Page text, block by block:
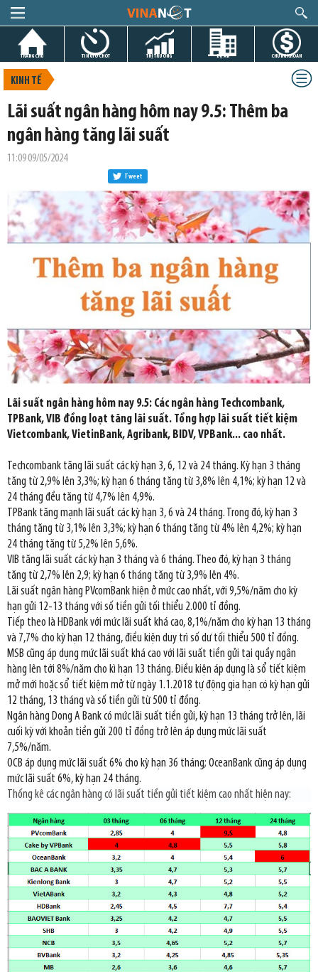
TRANG CHỦ TIN GIỜ CHÓT THỊ TRƯỜNG DỰ ÁN CHỨNG KHOÁN
KINH TẾ
Lãi suất ngân hàng hôm nay 9.5: Thêm ba
ngân hàng tăng lãi suất
11:09 09/05/2024
Tweet
Lãi suất ngân hàng hôm nay 9.5: Các ngân hàng Techcombank,
TPBank, VIB đồng loạt tăng lãi suất. Tổng hợp lãi suất tiết kiệm
Vietcombank, VietinBank, Agribank, BIDV, VPBank... cao nhất.
Techcombank tăng lãi suất các kỳ hạn 3, 6, 12 và 24 tháng. Kỳ hạn 3 tháng
tăng từ 2,9% lên 3,3%; kỳ hạn 6 tháng tăng từ 3,8% lên 4,1%; kỳ hạn 12 và
24 tháng đều tăng từ 4,7% lên 4,9%.
TPBank tăng mạnh lãi suất các kỳ hạn 3, 6 và 24 tháng. Trong đó, kỳ hạn 3
tháng tăng từ 3,1% lên 3,3%; kỳ hạn 6 tháng tăng từ 4% lên 4,2%; kỳ hạn
24 tháng tăng từ 5,2% lên 5,6%.
VIB tăng lãi suất các kỳ hạn 3 tháng và 6 tháng. Theo đó, kỳ hạn 3 tháng
tăng từ 2,7% lên 2,9; kỳ hạn 6 tháng tăng từ 3,9% lên 4%.
Lãi suất ngân hàng PVcomBank hiện ở mức cao nhất, với 9,5%/năm cho kỳ
hạn gửi 12-13 tháng với số tiền gửi tối thiểu 2.000 tỉ đồng.
Tiếp theo là HDBank với mức lãi suất khá cao, 8,1%/năm cho kỳ hạn 13 tháng
và 7,7% cho kỳ hạn 12 tháng, điều kiện duy trì số dư tối thiểu 500 tỉ đồng.
MSB cũng áp dụng mức lãi suất khá cao với lãi suất tiền gửi tại quầy ngân
hàng lên tới 8%/năm cho kì hạn 13 tháng. Điều kiện áp dụng là sổ tiết kiệm
mở mới hoặc sổ tiết kiệm mở từ ngày 1.1.2018 tự động gia hạn có kỳ hạn gửi
12 tháng, 13 tháng và số tiền gửi từ 500 tỉ đồng.
Ngân hàng Dong A Bank có mức lãi suất tiền gửi, kỳ hạn 13 tháng trở lên, lãi
cuối kỳ với khoản tiền gửi 200 tỉ đồng trở lên áp dụng mức lãi suất
7,5%/năm.
OCB áp dụng mức lãi suất 6% cho kỳ hạn 36 tháng; OceanBank cũng áp dụng
mức lãi suất 6%, kỳ hạn 24 tháng.
Thống kê các ngân hàng có lãi suất tiền gửi tiết kiệm cao nhất hiện nay: